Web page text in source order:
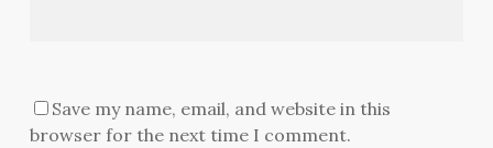
Save my name, email, and website in this
browser for the next time I comment.